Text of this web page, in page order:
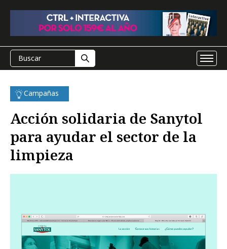
Campañas
Acción solidaria de Sanytol
para ayudar el sector de la
limpieza